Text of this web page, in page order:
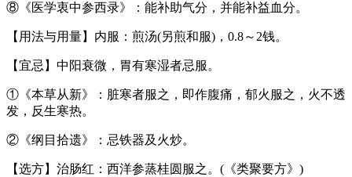
⑧《医学衷中参西录》：能补助气分，并能补益血分。
【用法与用量】内服：煎汤(另煎和服)，0.8～2钱。
【宜忌】中阳衰微，胃有寒湿者忌服。
①《本草从新》：脏寒者服之，即作腹痛，郁火服之，火不透
发，反生寒热。
②《纲目拾遗》：忌铁器及火炒。
【选方】治肠红：西洋参蒸桂圆服之。(《类聚要方》)